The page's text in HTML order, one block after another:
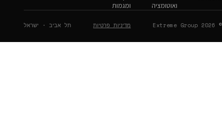
ומגמות
מדיניות פרטיות תל אביב · ישראל